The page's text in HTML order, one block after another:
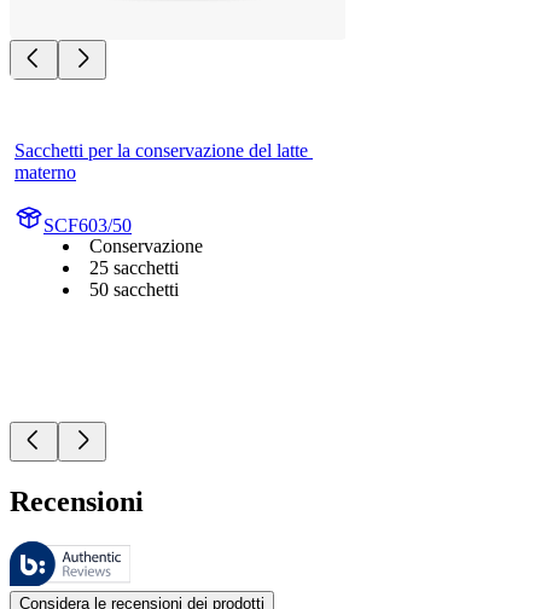
Sacchetti per la conservazione del latte
materno
SCF603/50
Conservazione
25 sacchetti
50 sacchetti
Recensioni
Queste recensioni sono gestite da Bazaarvoice e sono conformi
Le valutazioni dei prodotti e le classificazioni in stelle da parte degli
Considera le recensioni dei prodotti